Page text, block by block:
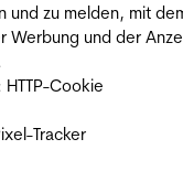
und zu melden, mit
Werbung und der
HTTP-Cookie
Tracker